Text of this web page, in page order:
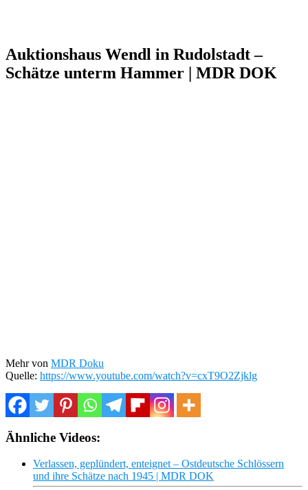
Auktionshaus Wendl in Rudolstadt –
Schätze unterm Hammer | MDR DOK
Mehr von MDR Doku
Quelle: https://www.youtube.com/watch?v=cxT9O2Zjklg
Ähnliche Videos:
Verlassen, geplündert, enteignet – Ostdeutsche Schlössern
und ihre Schätze nach 1945 | MDR DOK